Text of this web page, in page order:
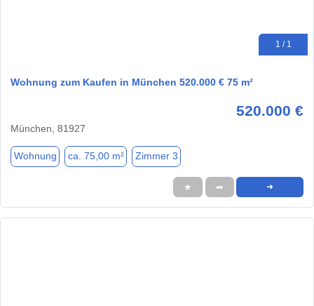
1 / 1
Wohnung zum Kaufen in München 520.000 € 75 m²
520.000 €
München, 81927
Wohnung ca. 75,00 m² Zimmer 3
★ ➦ ➜